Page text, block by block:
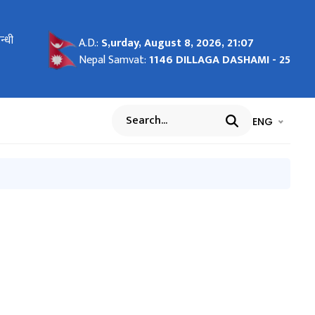
A.D.: S,urday, August 8, 2026, 21:07
Nepal Samvat:1146 DILLAGA DASHAMI - 25
Search भाषा चयन
ENG